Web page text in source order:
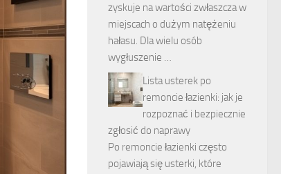
zyskuje na wartości zwłaszcza w
miejscach o dużym natężeniu
hałasu. Dla wielu osób
wygłuszenie …
Lista usterek po
remoncie łazienki: jak je
rozpoznać i bezpiecznie
zgłosić do naprawy
Po remoncie łazienki często
pojawiają się usterki, które